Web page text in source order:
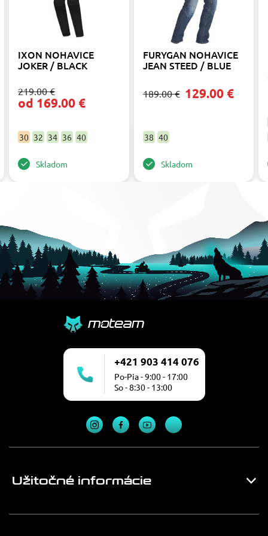
IXON NOHAVICE
JOKER / BLACK
219.00 €
od 169.00 €
30 32 34 36 40
Skladom
FURYGAN NOHAVICE
JEAN STEED / BLUE
189.00 € 129.00 €
38 40
Skladom
+421 903 414 076
Po-Pia - 9:00 - 17:00
So - 8:30 - 13:00
Užitočné informácie